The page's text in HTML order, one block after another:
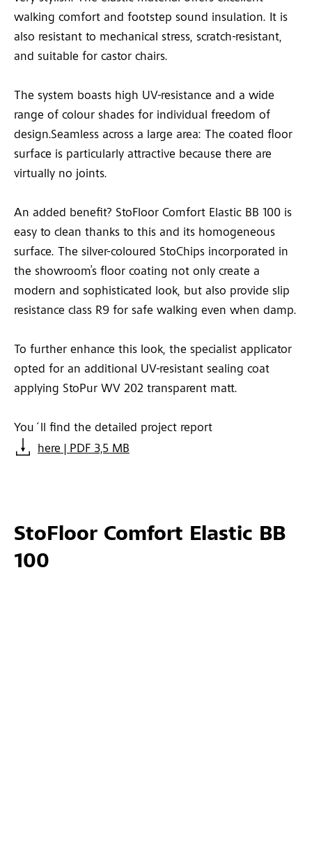
walking comfort and footstep sound insulation. It is
also resistant to mechanical stress, scratch-resistant,
and suitable for castor chairs.
The system boasts high UV-resistance and a wide
range of colour shades for individual freedom of
design.Seamless across a large area: The coated floor
surface is particularly attractive because there are
virtually no joints.
An added benefit? StoFloor Comfort Elastic BB 100 is
easy to clean thanks to this and its homogeneous
surface. The silver-coloured StoChips incorporated in
the showroom’s floor coating not only create a
modern and sophisticated look, but also provide slip
resistance class R9 for safe walking even when damp.
To further enhance this look, the specialist applicator
opted for an additional UV-resistant sealing coat
applying StoPur WV 202 transparent matt.
You´ll find the detailed project report
here | PDF 3,5 MB
StoFloor Comfort Elastic BB
100